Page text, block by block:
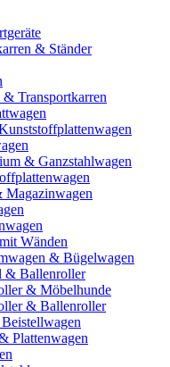
& Ständer
Transportkarren
& Ganzstahlwagen
Magazinwagen
Wänden
& Bügelwagen
& Ballenroller
& Möbelhunde
& Ballenroller
Plattenwagen